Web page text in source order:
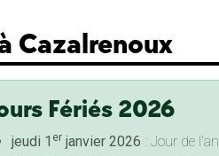
Cazalrenoux
Fériés 2026
jeudi 1 erjanvier 2026 : Jour de l'an